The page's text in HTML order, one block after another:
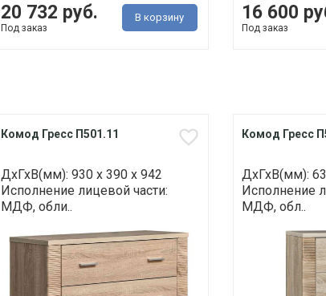
20 732 руб.
Под заказ
В корзину 16 600
Под заказ
Комод Гресс П501.11
ДхГхВ(мм): 930 х 390 х 942
Исполнение лицевой части:
МДФ, обли..
Комод Гресс
ДхГхВ(мм):
Исполнение
МДФ, обл..